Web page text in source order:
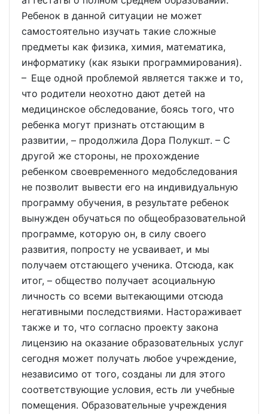
Ребенок в данной ситуации не может
самостоятельно изучать такие сложные
предметы как физика, химия, математика,
информатику (как языки программирования).
– Еще одной проблемой является также и то,
что родители неохотно дают детей на
медицинское обследование, боясь того, что
ребенка могут признать отстающим в
развитии, – продолжила Дора Полукшт. – С
другой же стороны, не прохождение
ребенком своевременного медобследования
не позволит вывести его на индивидуальную
программу обучения, в результате ребенок
вынужден обучаться по общеобразовательной
программе, которую он, в силу своего
развития, попросту не усваивает, и мы
получаем отстающего ученика. Отсюда, как
итог, – общество получает асоциальную
личность со всеми вытекающими отсюда
негативными последствиями. Настораживает
также и то, что согласно проекту закона
лицензию на оказание образовательных услуг
сегодня может получать любое учреждение,
независимо от того, созданы ли для этого
соответствующие условия, есть ли учебные
помещения. Образовательные учреждения